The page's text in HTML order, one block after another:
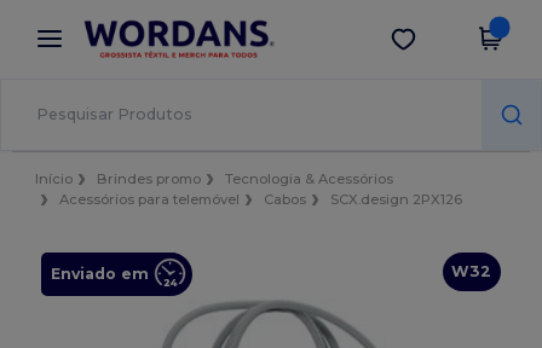
× App Wordans
Melhores preços na app!
Obter app
Início Brindes promo
Tecnologia & Acessórios
Acessórios para telemóvel
Cabos SCX.design 2PX126
W32
Enviado em